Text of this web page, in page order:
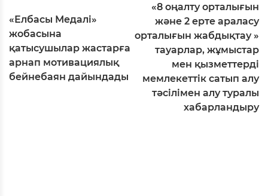
«Елбасы Медалі»
жобасына
қатысушылар жастарға
арнап мотивациялық
бейнебаян дайындады
«8 оңалту орталығын
және 2 ерте араласу
орталығын жабдықтау »
тауарлар, жұмыстар
мен қызметтерді
мемлекеттік сатып алу
тәсілімен алу туралы
хабарландыру